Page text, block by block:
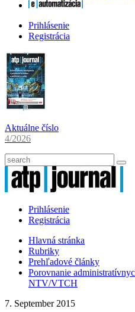
Prihlásenie
Registrácia
Aktuálne číslo
4/2026
Prihlásenie
Registrácia
Hlavná stránka
Rubriky
Prehľadové články
Porovnanie
NTV/VTCH
7. September 2015